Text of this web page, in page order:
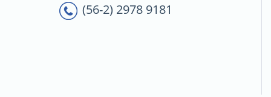
(56-2) 2978 9181